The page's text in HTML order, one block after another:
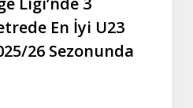
En İyi U23
26 Sezonunda